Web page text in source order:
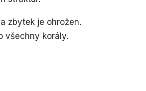
a zbytek je ohrožen.
všechny korály.